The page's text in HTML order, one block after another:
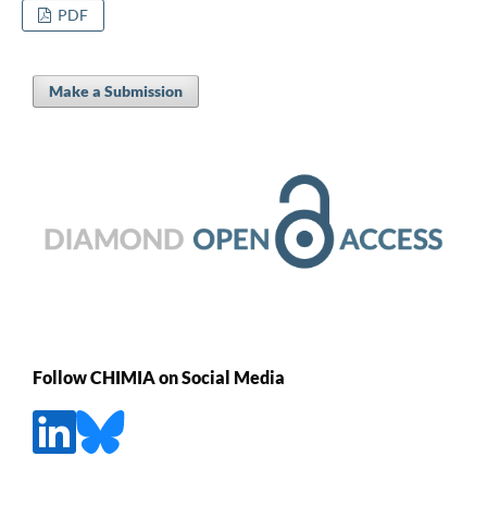
PDF
Make a Submission
Follow CHIMIA on Social Media